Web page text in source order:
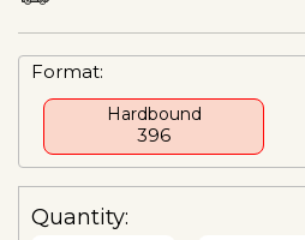
Format:
Hardbound
₹396
Quantity: